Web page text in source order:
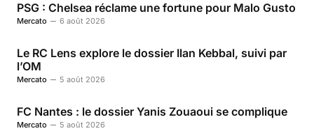
PSG : Chelsea réclame une fortune pour Malo Gusto
Mercato 6 août 2026
Le RC Lens explore le dossier Ilan Kebbal, suivi par
l’OM
Mercato 5 août 2026
FC Nantes : le dossier Yanis Zouaoui se complique
Mercato 5 août 2026